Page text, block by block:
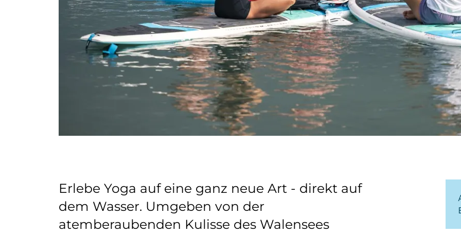
Erlebe Yoga auf eine ganz neue Art - direkt auf
dem Wasser. Umgeben von der
atemberaubenden Kulisse des Walensees